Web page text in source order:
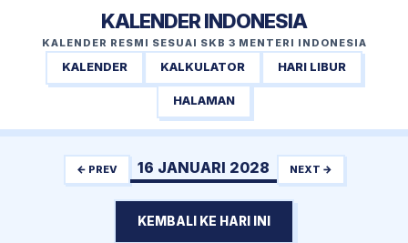
KALENDER INDONESIA
KALENDER RESMI SESUAI SKB 3 MENTERI INDONESIA
KALENDER KALKULATOR HARI LIBUR
HALAMAN
← PREV 16 JANUARI 2028 NEXT →
KEMBALI KE HARI INI